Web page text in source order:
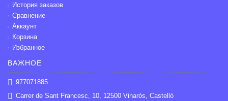
История заказов
Сравнение
Аккаунт
Корзина
Избранное
ВАЖНОЕ
977071885
Carrer de Sant Francesc, 10, 12500 Vinaròs, Castelló